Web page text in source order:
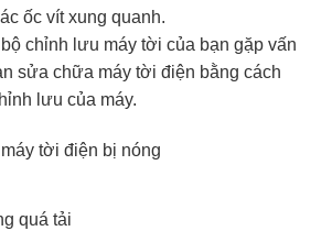
ốc vít xung quanh.
chỉnh lưu máy tời của bạn gặp vấn
sửa chữa máy tời điện bằng cách
lưu của máy.
tời điện bị nóng
quá tải